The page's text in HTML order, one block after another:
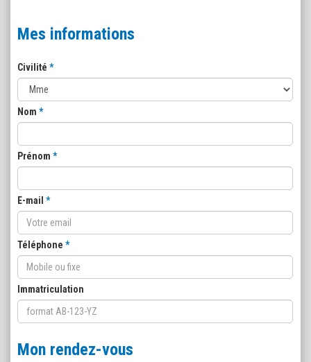
Mes informations
Civilité
Nom
Prénom
E-mail
Téléphone
Immatriculation
Mon rendez-vous